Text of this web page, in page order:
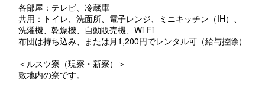
各部屋：テレビ、冷蔵庫
共用：トイレ、洗面所、電子レンジ、ミニキッチン（IH）、
洗濯機、乾燥機、自動販売機、Wi-Fi
布団は持ち込み、または月1,200円でレンタル可（給与控除）
＜ルスツ寮（現寮・新寮）＞
敷地内の寮です。